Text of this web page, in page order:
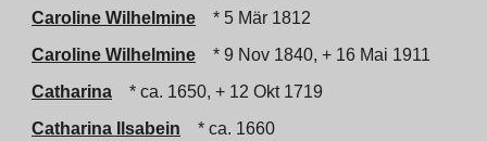
Caroline Wilhelmine
* 5 Mär 1812
Caroline Wilhelmine
* 9 Nov 1840, + 16 Mai 1911
Catharina
* ca. 1650, + 12 Okt 1719
Catharina Ilsabein
* ca. 1660